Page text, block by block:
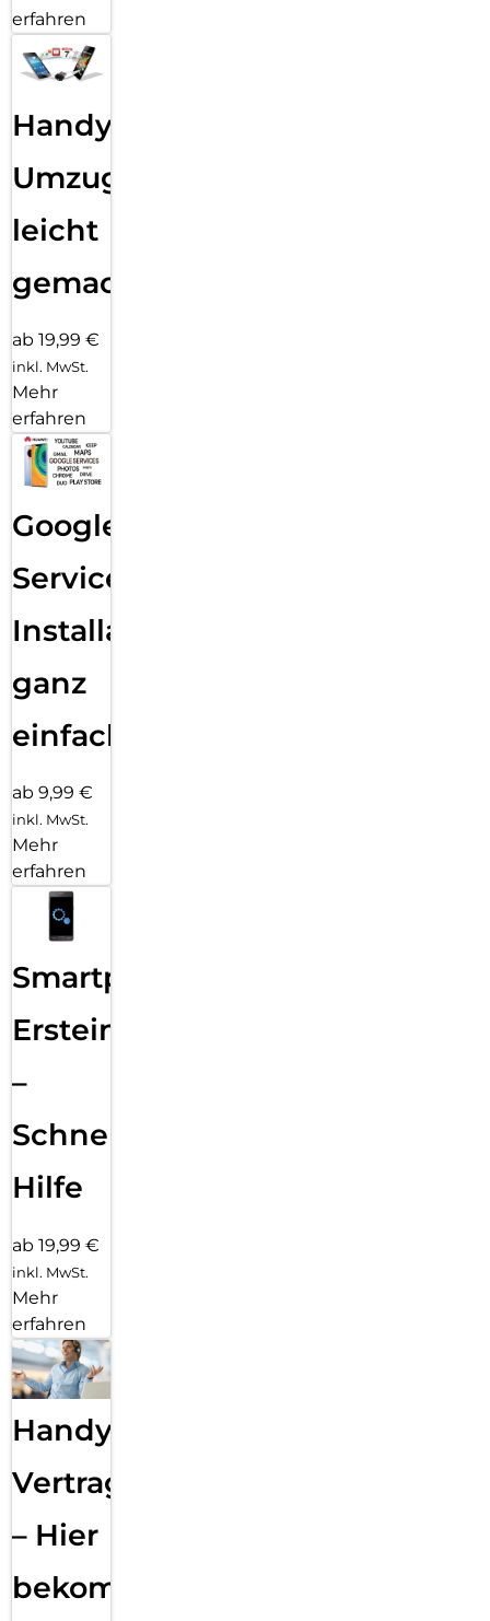
erfahren
Handy
Umzug
leicht
gemacht!
ab 19,99 €
inkl. MwSt.
Mehr
erfahren
Google
Services
Installation
ganz
einfach
ab 9,99 €
inkl. MwSt.
Mehr
erfahren
Smartphone
Ersteinrichtung
–
Schnelle
Hilfe
ab 19,99 €
inkl. MwSt.
Mehr
erfahren
Handy
Vertragsabwicklung
– Hier
bekommst